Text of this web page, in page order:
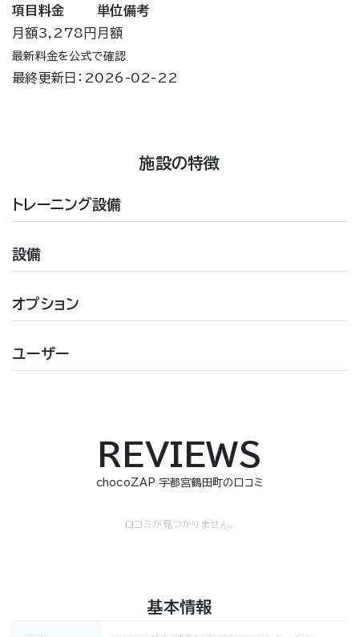
項目 料金 単位備考
月額3,278円 月額
最新料金を公式で確認
最終更新日：2026-02-22
施設の特徴
トレーニング設備
設備
オプション
ユーザー
REVIEWS
chocoZAP 宇都宮鶴田町の口コミ
口コミが見つかりません。
基本情報